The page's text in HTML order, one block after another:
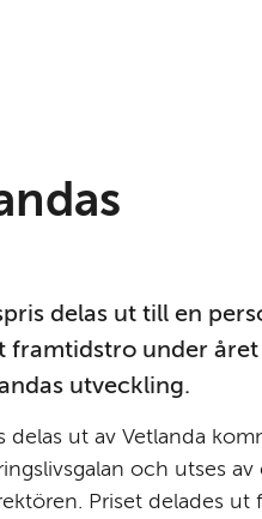
delas ut till en
framtidstro under
utveckling.
delas ut av Vetlanda
och utses av
Priset delades ut